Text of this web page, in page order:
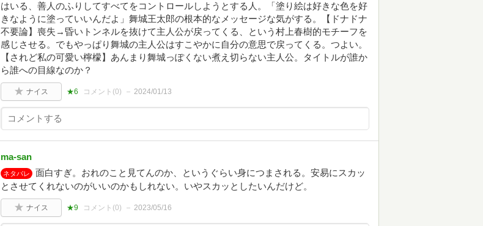
はいる、善人のふりしてすべてをコントロールしようとする人。「塗り絵は好きな色を好
きなように塗っていいんだよ」舞城王太郎の根本的なメッセージな気がする。【ドナドナ
不要論】喪失→昏いトンネルを抜けて主人公が戻ってくる、という村上春樹的モチーフを
感じさせる。でもやっぱり舞城の主人公はすこやかに自分の意思で戻ってくる。つよい。
【されど私の可愛い檸檬】あんまり舞城っぽくない煮え切らない主人公。タイトルが誰か
ら誰への目線なのか？
ナイス ★6 コメント(0) 2024/01/13
ma-san
ネタバレ
面白すぎ。おれのこと見てんのか、というぐらい身につまされる。安易にスカッ
とさせてくれないのがいいのかもしれない。いやスカッとしたいんだけど。
ナイス ★9 コメント(0) 2023/05/16